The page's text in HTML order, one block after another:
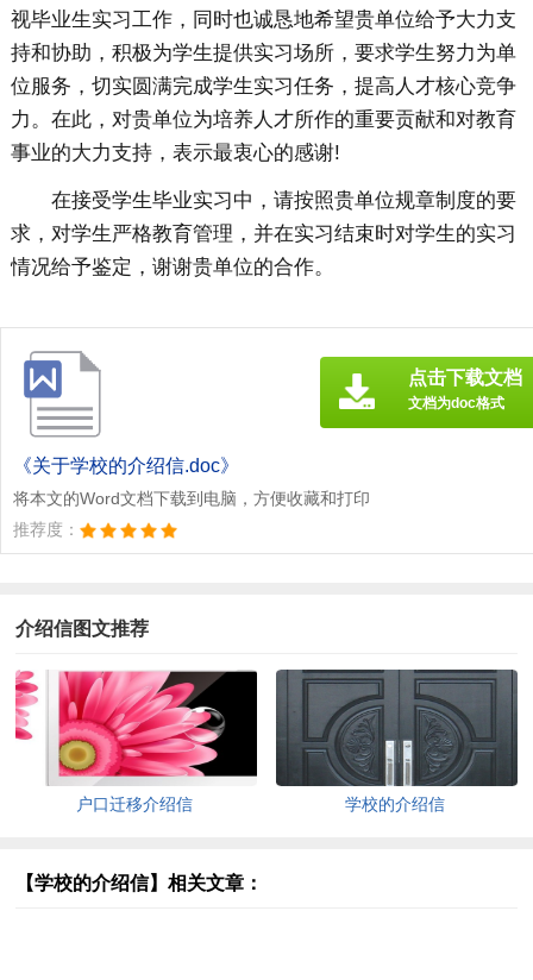
视毕业生实习工作，同时也诚恳地希望贵单位给予大力支
持和协助，积极为学生提供实习场所，要求学生努力为单
位服务，切实圆满完成学生实习任务，提高人才核心竞争
力。在此，对贵单位为培养人才所作的重要贡献和对教育
事业的大力支持，表示最衷心的感谢!
在接受学生毕业实习中，请按照贵单位规章制度的要
求，对学生严格教育管理，并在实习结束时对学生的实习
情况给予鉴定，谢谢贵单位的合作。
《关于学校的介绍信.doc》
将本文的Word文档下载到电脑，方便收藏和打印
推荐度：
点击下载文档
文档为doc格式
介绍信图文推荐
户口迁移介绍信 学校的介绍信
【学校的介绍信】相关文章：